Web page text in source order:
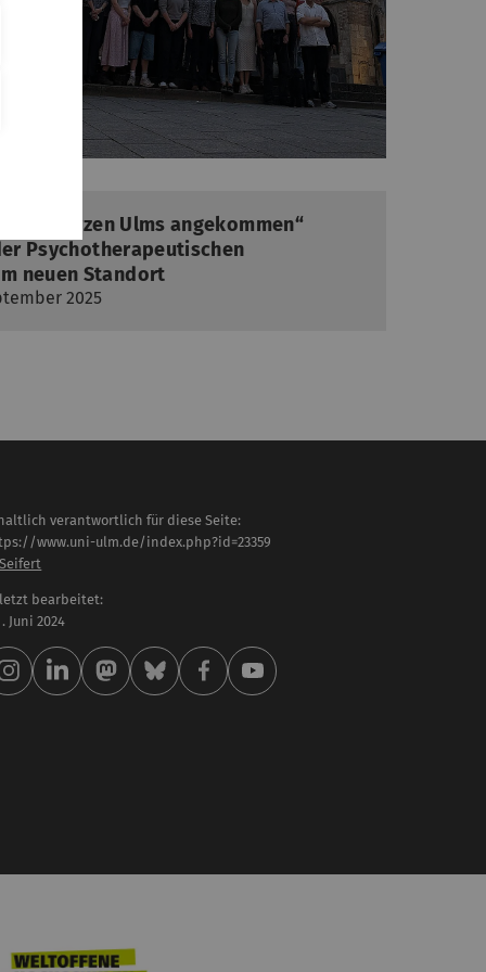
im Herzen Ulms angekommen“
Psychotherapeutischen
neuen Standort
2025
verantwortlich für diese Seite:
www.uni-ulm.de/index.php?id=23359
bearbeitet:
Juni 2024